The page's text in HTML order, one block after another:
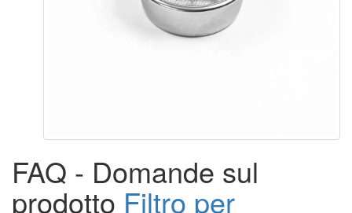
FAQ - Domande sul
prodotto Filtro per